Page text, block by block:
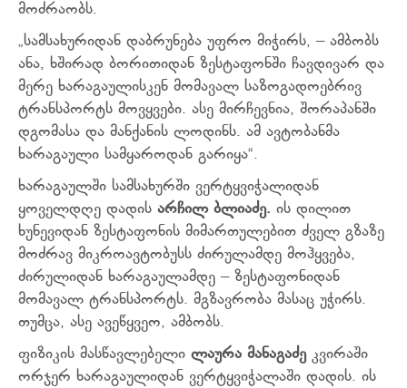
მოძრაობს.
„სამსახურიდან დაბრუნება უფრო მიჭირს, – ამბობს
ანა, ხშირად ბორითიდან ზესტაფონში ჩავდივარ და
მერე ხარაგაულისკენ მომავალ საზოგადოებრივ
ტრანსპორტს მოვყვები. ასე მირჩევნია, შორაპანში
დგომასა და მანქანის ლოდინს. ამ ავტობანმა
ხარაგაული სამყაროდან გარიყა“.
ხარაგაულში სამსახურში ვერტყვიჭალიდან
ყოველდღე დადის არჩილ ბლიაძე. ის დილით
ხუნევიდან ზესტაფონის მიმართულებით ძველ გზაზე
მოძრავ მიკროავტობუსს ძირულამდე მოჰყვება,
ძირულიდან ხარაგაულამდე – ზესტაფონიდან
მომავალ ტრანსპორტს. მგზავრობა მასაც უჭირს.
თუმცა, ასე ავეწყვეო, ამბობს.
ფიზიკის მასწავლებელი ლაურა მანაგაძეკვირაში
ორჯერ ხარაგაულიდან ვერტყვიჭალაში დადის. ის